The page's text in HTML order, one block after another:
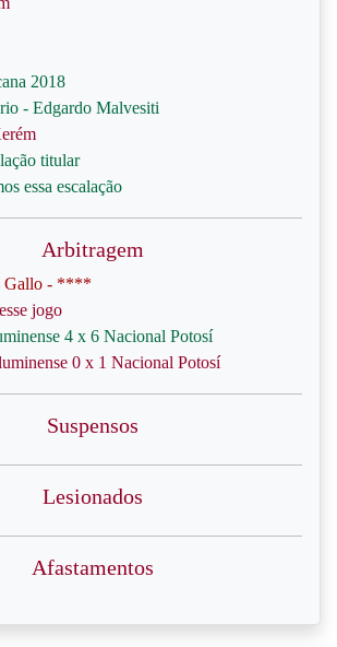
2018
- Edgardo Malvesiti
titular
essa escalação
Arbitragem
Gallo - ****
jogo
4 x 6 Nacional Potosí
0 x 1 Nacional Potosí
Suspensos
Lesionados
Afastamentos